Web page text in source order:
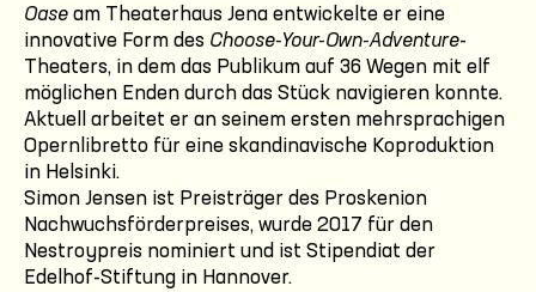
Oase am Theaterhaus Jena entwickelte er eine
innovative Form des Choose-Your-Own-Adventure-
Theaters, in dem das Publikum auf 36 Wegen mit elf
möglichen Enden durch das Stück navigieren konnte.
Aktuell arbeitet er an seinem ersten mehrsprachigen
Opernlibretto für eine skandinavische Koproduktion
in Helsinki.
Simon Jensen ist Preisträger des Proskenion
Nachwuchsförderpreises, wurde 2017 für den
Nestroypreis nominiert und ist Stipendiat der
Edelhof-Stiftung in Hannover.